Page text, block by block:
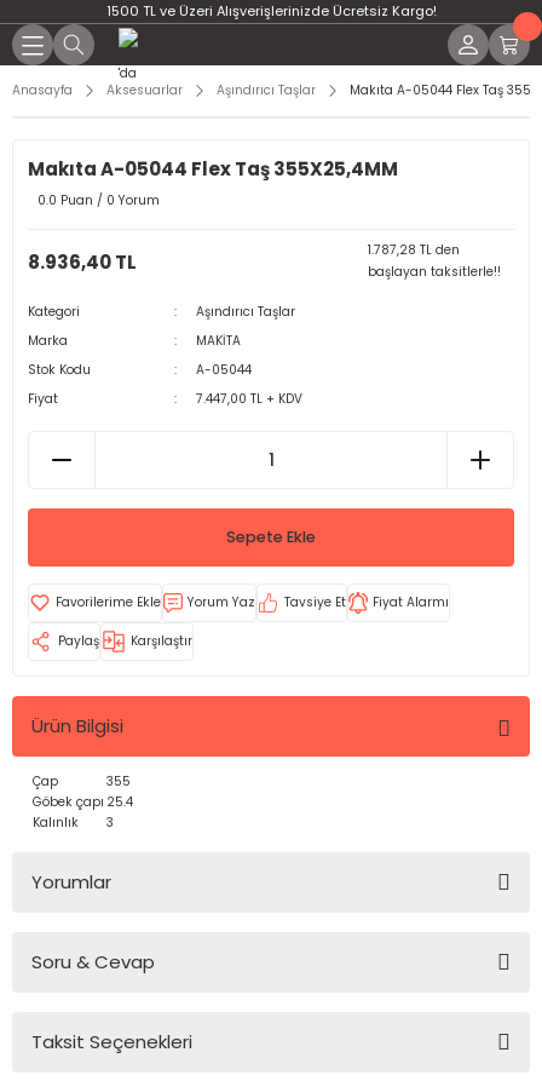
1500 TL ve Üzeri Alışverişlerinizde Ücretsiz Kargo!
Anasayfa Aksesuarlar Aşındırıcı Taşlar Makıta A-05044 Flex Taş
Makıta A-05044 Flex Taş 355X25,4MM
0.0 Puan / 0 Yorum
8.936,40 TL
1.787,28 TL den
başlayan taksitlerle!!
Kategori
Aşındırıcı Taşlar
Marka
MAKİTA
Stok Kodu
A-05044
Fiyat
7.447,00 TL + KDV
Sepete Ekle
Yorum Yaz Tavsiye Et Fiyat Alarmı
Paylaş Karşılaştır
Ürün Bilgisi
Çap
355
Göbek çapı 25.4
Kalınlık
3
Yorumlar
Soru & Cevap
Ürün hakkında henüz soru sorulmamış.
Taksit Seçenekleri